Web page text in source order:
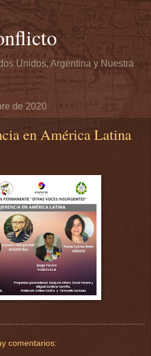
Unidos, Argentina y Nuestra
de 2020
en América Latina
comentarios: